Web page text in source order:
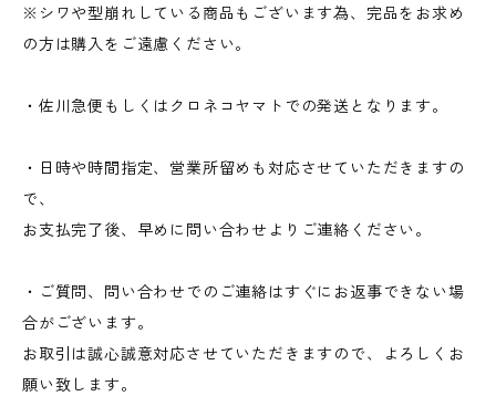
※シワや型崩れしている商品もございます為、完品をお求め
の方は購入をご遠慮ください。
・佐川急便もしくはクロネコヤマトでの発送となります。
・日時や時間指定、営業所留めも対応させていただきますの
で、
お支払完了後、早めに問い合わせよりご連絡ください。
・ご質問、問い合わせでのご連絡はすぐにお返事できない場
合がございます。
お取引は誠心誠意対応させていただきますので、よろしくお
願い致します。